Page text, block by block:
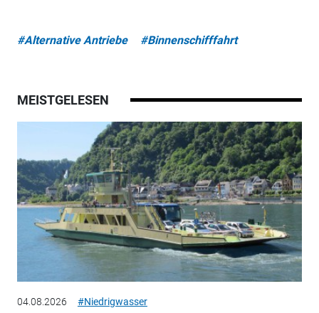
#Alternative Antriebe #Binnenschifffahrt
MEISTGELESEN
04.08.2026 #Niedrigwasser